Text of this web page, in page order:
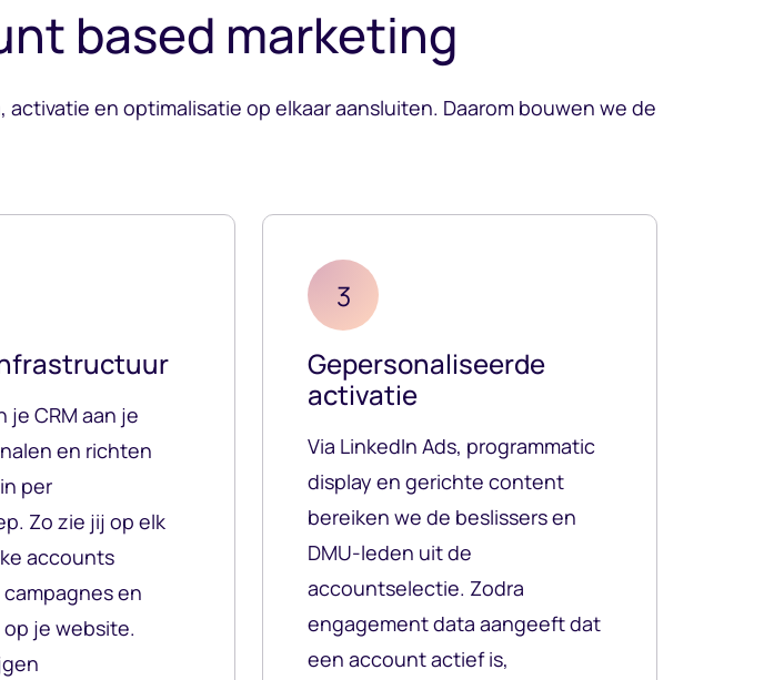
based marketing
en optimalisatie op elkaar aansluiten. Daarom bouwen we de
je CRM aan je
en richten
per
Zo zie jij op elk
accounts
en
je website.
3
Gepersonaliseerde
activatie
Via LinkedIn Ads, programmatic
display en gerichte content
bereiken we de beslissers en
DMU-leden uit de
accountselectie. Zodra
engagement data aangeeft dat
een account actief is,